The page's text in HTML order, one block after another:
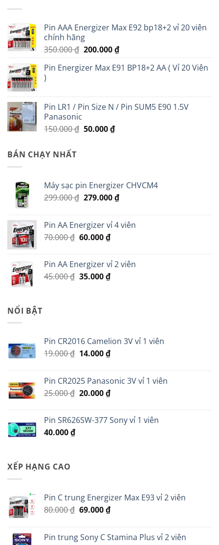
Pin AAA Energizer Max E92 bp18+2 vỉ 20 viên
chính hãng
350.000₫ Giá
là:
200.000₫Giá
tại
Pin Energizer Max E91 BP18+2 AA ( Vỉ 20 Viên
)
Pin LR1 / Pin Size N / Pin SUM5 E90 1.5V
Panasonic
150.000₫ Giá
50.000₫Giá
BÁN CHẠY NHẤT
Máy sạc pin Energizer CHVCM4
299.000₫ Giá
299.000 ₫.
279.000₫Giá
là:
Pin AA Energizer vỉ 4 viên
70.000₫ Giá
70.000 ₫.
60.000₫Giá
là:
60.000 ₫.
Pin AA Energizer vỉ 2 viên
45.000₫ Giá
35.000₫Giá
NỔI BẬT
Pin CR2016 Camelion 3V vỉ 1 viên
19.000₫ Giá
19.000 ₫.
14.000₫Giá
là:
14.000 ₫.
Pin CR2025 Panasonic 3V vỉ 1 viên
25.000₫ Giá
25.000 ₫.
20.000₫Giá
là:
Pin SR626SW-377 Sony vỉ 1 viên
40.000₫
XẾP HẠNG CAO
Pin C trung Energizer Max E93 vỉ 2 viên
80.000₫ Giá
80.000 ₫.
69.000₫Giá
là:
Pin trung Sony C Stamina Plus vỉ 2 viên